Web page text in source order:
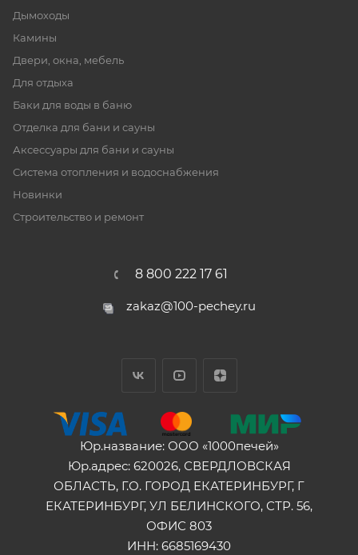
Дымоходы
Камины
Двери, окна, мебель
Для отдыха
Баки для воды в баню
Отделка для бани и сауны
Аксессуары для бани и сауны
Система отопления и водоснабжения
Новинки
Строительство и ремонт
8 800 222 17 61
zakaz@100-pechey.ru
Юр.название: ООО «1000печей»
Юр.адрес: 620026, СВЕРДЛОВСКАЯ
ОБЛАСТЬ, Г.О. ГОРОД ЕКАТЕРИНБУРГ, Г
ЕКАТЕРИНБУРГ, УЛ БЕЛИНСКОГО, СТР. 56,
ОФИС 803
ИНН: 6685169430